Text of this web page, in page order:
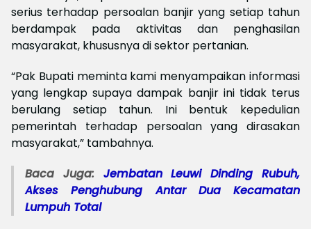
serius terhadap persoalan banjir yang setiap tahun
berdampak pada aktivitas dan penghasilan
masyarakat, khususnya di sektor pertanian.
“Pak Bupati meminta kami menyampaikan informasi
yang lengkap supaya dampak banjir ini tidak terus
berulang setiap tahun. Ini bentuk kepedulian
pemerintah terhadap persoalan yang dirasakan
masyarakat,” tambahnya.
Baca Juga: Jembatan Leuwi Dinding Rubuh,
Akses Penghubung Antar Dua Kecamatan
Lumpuh Total